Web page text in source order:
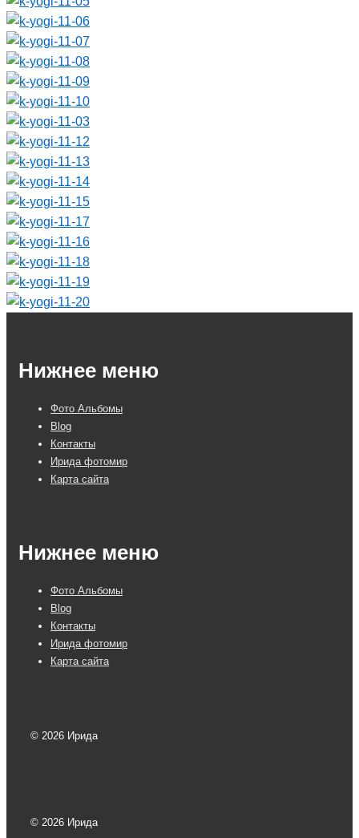
Нижнее меню
Фото Альбомы
Blog
Контакты
Ирида фотомир
Карта сайта
Нижнее меню
Фото Альбомы
Blog
Контакты
Ирида фотомир
Карта сайта
© 2026 Ирида
© 2026 Ирида